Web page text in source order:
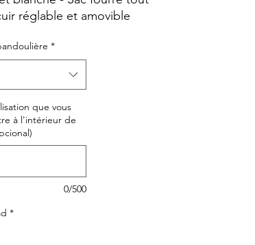
oferta
réglable et amovible
*
que vous
à l'intérieur de
0/500
*